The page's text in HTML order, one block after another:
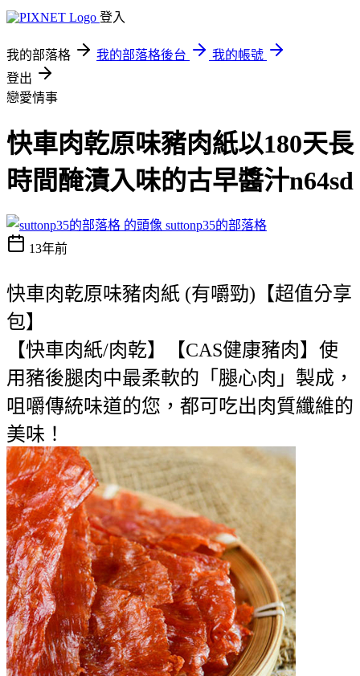
登入
我的部落格 我的部落格後台
我的帳號
登出
戀愛情事
快車肉乾原味豬肉紙以180天長
時間醃漬入味的古早醬汁n64sd
suttonp35的部落格
13年前
快車肉乾原味豬肉紙 (有嚼勁)【超值分享
包】
【快車肉紙/肉乾】【CAS健康豬肉】使
用豬後腿肉中最柔軟的「腿心肉」製成，
咀嚼傳統味道的您，都可吃出肉質纖維的
美味！